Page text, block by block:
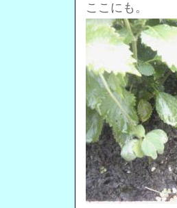
ここにも。